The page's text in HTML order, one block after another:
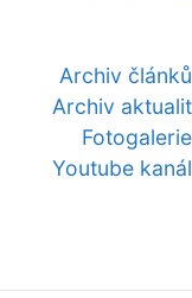
Archiv článků
Archiv aktualit
Fotogalerie
Youtube kanál